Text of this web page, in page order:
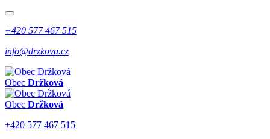
+420 577 467 515
info@drzkova.cz
Obec Držková
Obec Držková
+420 577 467 515